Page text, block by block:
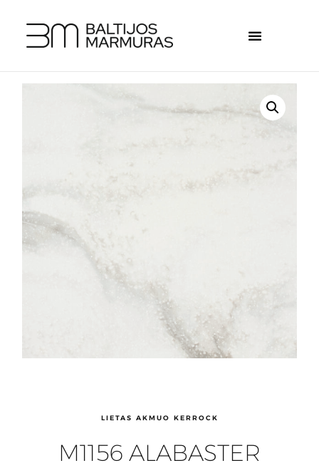
LIETAS AKMUO KERROCK
M1156 ALABASTER